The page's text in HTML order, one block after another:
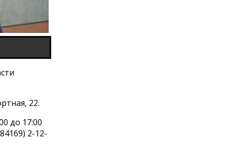
22.
до 17:00
2-12-